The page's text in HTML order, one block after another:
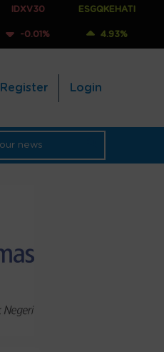
ESGQKEHATI
4.93%
IDXNONCYC
0.88%
Register Login